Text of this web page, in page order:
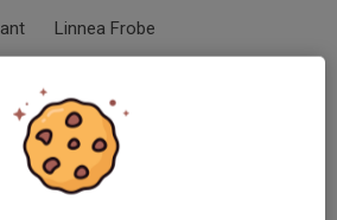
Linnea Frobe
Olle Hansson